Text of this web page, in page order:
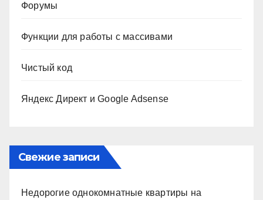
Форумы
Функции для работы с массивами
Чистый код
Яндекс Директ и Google Adsense
Свежие записи
Недорогие однокомнатные квартиры на